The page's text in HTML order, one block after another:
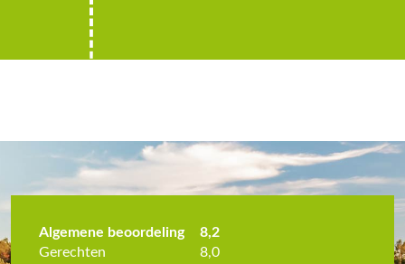
Algemene beoordeling
8,2
Gerechten
8,0